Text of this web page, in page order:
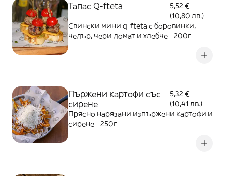
Тапас Q-fteta
5,52 €
(10,80 лв.)
Свински мини q-fteta с боровинки,
чедър, чери домат и хлебче - 200г
Пържени картофи със
сирене
5,32 €
(10,41 лв.)
Прясно нарязани изпържени картофи и
сирене - 250г